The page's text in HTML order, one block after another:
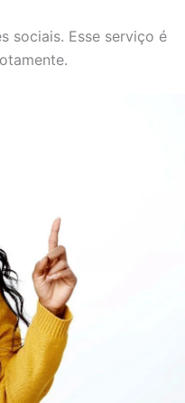
sociais. Esse serviço é